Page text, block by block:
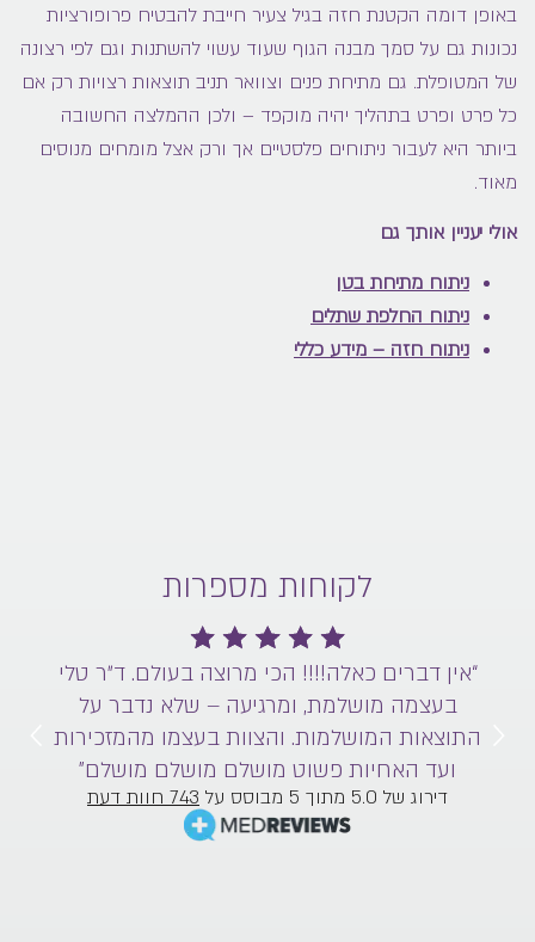
באופן דומה הקטנת חזה בגיל צעיר חייבת להבטיח פרופורציות
נכונות גם על סמך מבנה הגוף שעוד עשוי להשתנות וגם לפי רצונה
של המטופלת. גם מתיחת פנים וצוואר תניב תוצאות רצויות רק אם
כל פרט ופרט בתהליך יהיה מוקפד – ולכן ההמלצה החשובה
ביותר היא לעבור ניתוחים פלסטיים אך ורק אצל מומחים מנוסים
מאוד.
אולי יעניין אותך גם
ניתוח מתיחת בטן
ניתוח החלפת שתלים
ניתוח חזה – מידע כללי
לקוחות מספרות
הכי מרוצה בעולם. ד״ר טלי
ומרגיעה – שלא נדבר על
והצוות בעצמו מהמזכירות
מושלם מושלם מושלם”
743 חוות דעת
“אין דברים כאלה!!!! הכי
מושלמת, ומרגיעה – שלא
והצוות בעצמו מהמזכירות
דירוג של 5.0 מתוך 5 מבוסס על